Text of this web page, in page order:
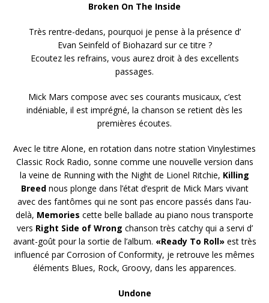
Broken On The Inside
Très rentre-dedans, pourquoi je pense à la présence d’
Evan Seinfeld of Biohazard sur ce titre ?
Ecoutez les refrains, vous aurez droit à des excellents
passages.
Mick Mars compose avec ses courants musicaux, c’est
indéniable, il est imprégné, la chanson se retient dès les
premières écoutes.
Avec le titre Alone, en rotation dans notre station Vinylestimes
Classic Rock Radio, sonne comme une nouvelle version dans
la veine de Running with the Night de Lionel Ritchie, Killing
Breednous plonge dans l’état d’esprit de Mick Mars vivant
avec des fantômes qui ne sont pas encore passés dans l’au-
delà, Memories cette belle ballade au piano nous transporte
vers Right Side of Wrong chanson très catchy qui a servi d’
avant-goût pour la sortie de l’album. «Ready To Roll»est très
influencé par Corrosion of Conformity, je retrouve les mêmes
éléments Blues, Rock, Groovy, dans les apparences.
Undone